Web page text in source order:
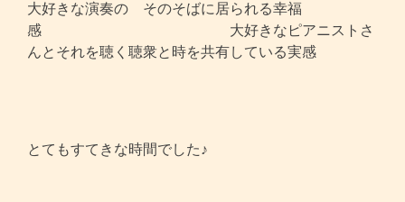
大好きな演奏の そのそばに居られる幸福
感 大好きなピアニストさ
んとそれを聴く聴衆と時を共有している実感
とてもすてきな時間でした♪